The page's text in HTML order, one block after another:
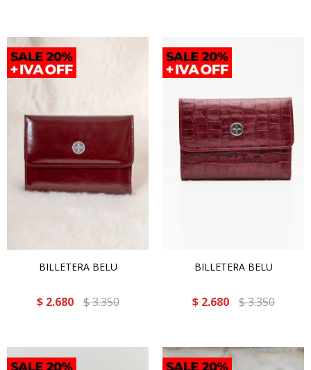
BILLETERA BELU
$ 2.680 $3.350
BILLETERA BELU
$ 2.680 $3.350